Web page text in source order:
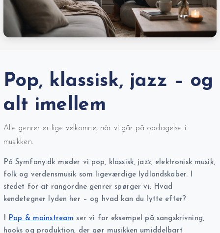
Pop, klassisk, jazz – og
alt imellem
Alle genrer er lige velkomne, når vi går på opdagelse i
musikken.
På Symfony.dk møder vi pop, klassisk, jazz, elektronisk musik,
folk og verdensmusik som ligeværdige lydlandskaber. I
stedet for at rangordne genrer spørger vi: Hvad
kendetegner lyden her – og hvad kan du lytte efter?
I Pop & mainstream ser vi for eksempel på sangskrivning,
hooks og produktion, der gør musikken umiddelbart